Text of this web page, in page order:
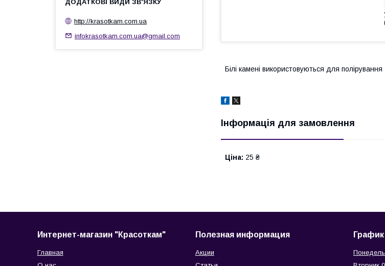
Білі камені використовуються для полірування
Інформація для замовлення
Ціна: 25 ₴
http://krasotkam.com.ua
infokrasotkam.com.ua@gmail.com
Интернет-магазин "Красоткам"
Главная
Полезная информация
Акции